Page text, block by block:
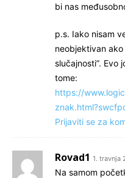
bi nas
p.s. Iako nisam
neobjektivan
slučajnosti”. Evo
tome:
https://
Prijaviti se za
Rovad1 1. travnja
Na samom